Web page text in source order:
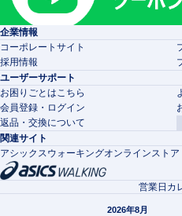
企業情報
コーポレートサイト
採用情報
ユーザーサポート
お困りごとはこちら
会員登録・ログイン
返品・交換について
関連サイト
アシックスウォーキングオンラインストア
営業日カ
2026年8月